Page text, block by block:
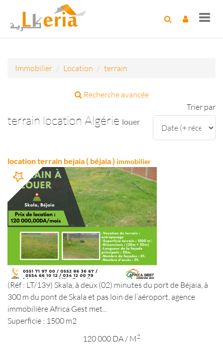
Immobilier Location terrain
Recherche avancée
terrain location Algérie louer
Trier par
location terrain bejaia ( béjaia ) immobilier
(Réf : LT/139) Skala, à deux (02) minutes du port de Béjaia, à
300 m du pont de Skala et pas loin de l’aéroport, agence
immobilière Africa Gest met...
Superficie : 1500 m2
120 000 DA/ M 2